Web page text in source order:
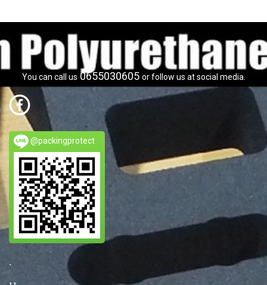
You can call us 0655030605 or follow us at social media.
@packingprotect
.